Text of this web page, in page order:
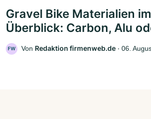
Gravel Bike Materialien im
Überblick: Carbon, Alu
FW Von Redaktion firmenweb.de ‧ 06.